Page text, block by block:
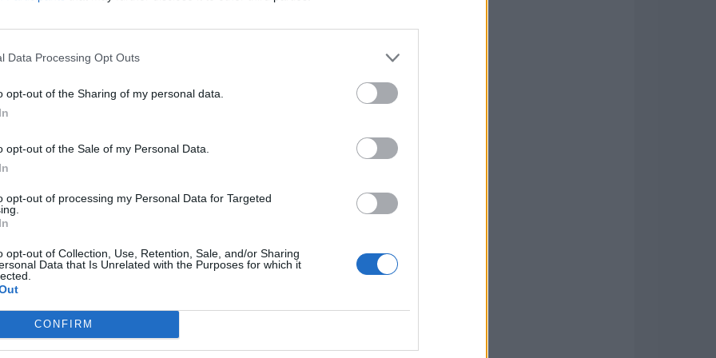
Data Processing Opt Outs
opt-out of the Sharing of my personal data.
opt-out of the Sale of my Personal Data.
opt-out of processing my Personal Data for Targeted
opt-out of Collection, Use, Retention, Sale, and/or Sharing
Data that Is Unrelated with the Purposes for which it
CONFIRM
оваа година пред зградата на Службата за
привлекоа само неколку луѓе, најмногу
со протестите по убиството на Џорџ Флојд
кога илјадници, па дури и десетици илјади
градот со месеци.